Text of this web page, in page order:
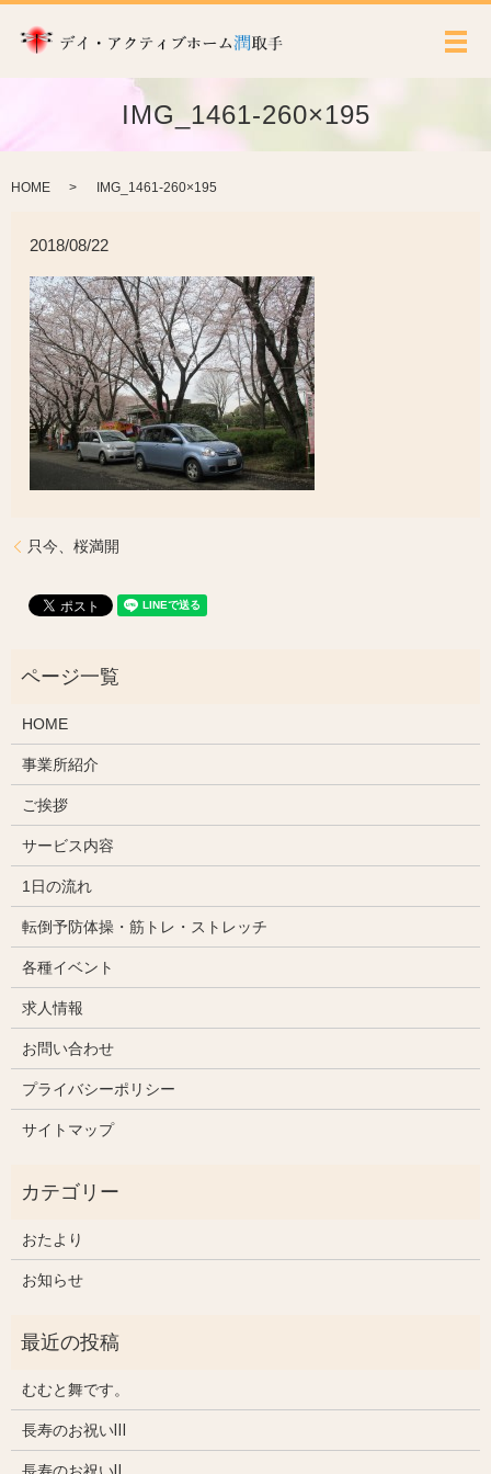
メ
IMG_1461-260×195
HOME IMG_1461-260×195
2018/08/22
只今、桜満開
HOME
事業所紹介
ご挨拶
サービス内容
1日の流れ
転倒予防体操・筋トレ・ストレッチ
各種イベント
求人情報
お問い合わせ
プライバシーポリシー
サイトマップ
おたより
お知らせ
むむと舞です。
長寿のお祝いⅢ